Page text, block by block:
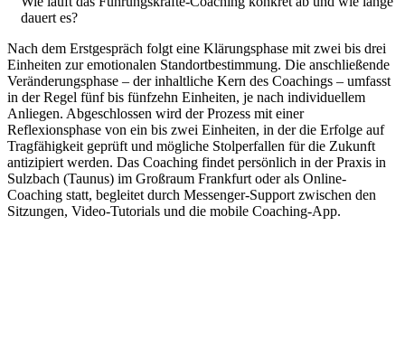
dauert es?
Nach dem Erstgespräch folgt eine Klärungsphase mit zwei bis drei
Einheiten zur emotionalen Standortbestimmung. Die anschließende
Veränderungsphase – der inhaltliche Kern des Coachings – umfasst
in der Regel fünf bis fünfzehn Einheiten, je nach individuellem
Anliegen. Abgeschlossen wird der Prozess mit einer
Reflexionsphase von ein bis zwei Einheiten, in der die Erfolge auf
Tragfähigkeit geprüft und mögliche Stolperfallen für die Zukunft
antizipiert werden. Das Coaching findet persönlich in der Praxis in
Sulzbach (Taunus) im Großraum Frankfurt oder als Online-
Coaching statt, begleitet durch Messenger-Support zwischen den
Sitzungen, Video-Tutorials und die mobile Coaching-App.